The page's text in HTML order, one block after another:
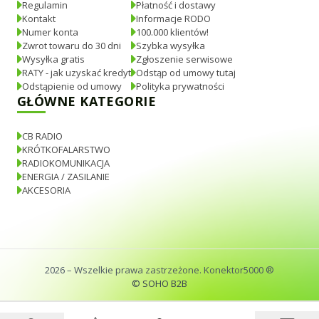
Regulamin
Kontakt
Numer konta
Zwrot towaru do 30 dni
Wysyłka gratis
RATY - jak uzyskać kredyt
Odstąpienie od umowy
Płatność i dostawy
Informacje RODO
100.000 klientów!
Szybka wysyłka
Zgłoszenie serwisowe
Odstąp od umowy tutaj
Polityka prywatności
GŁÓWNE KATEGORIE
CB RADIO
KRÓTKOFALARSTWO
RADIOKOMUNIKACJA
ENERGIA / ZASILANIE
AKCESORIA
2026– Wszelkie prawa zastrzeżone. Konektor5000 ®
© SOHO B2B